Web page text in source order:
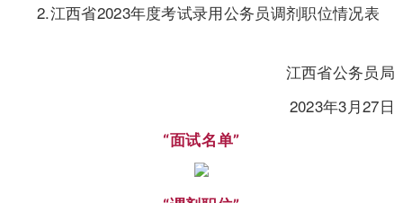
2.江西省2023年度考试录用公务员调剂职位情况表
江西省公务员局
2023年3月27日
“面试名单”